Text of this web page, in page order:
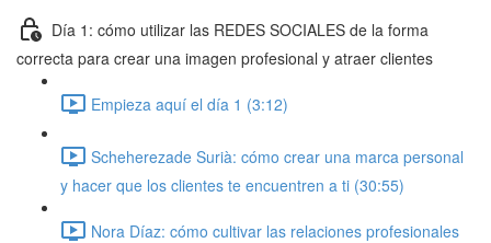
Día 1: cómo utilizar las REDES SOCIALES de la forma
correcta para crear una imagen profesional y atraer clientes
Empieza aquí el día 1 (3:12)
Scheherezade Surià: cómo crear una marca personal
y hacer que los clientes te encuentren a ti (30:55)
Nora Díaz: cómo cultivar las relaciones profesionales